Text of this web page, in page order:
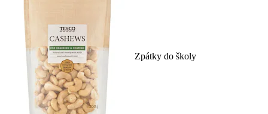
Zpátky do školy